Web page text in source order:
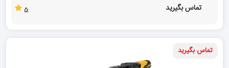
تماس بگیرید 5
تماس بگیرید